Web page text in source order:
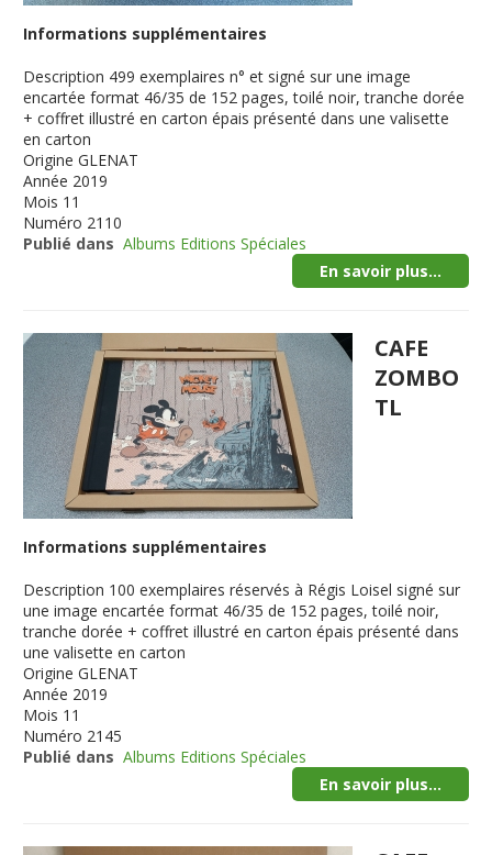
Informations supplémentaires
Description 499 exemplaires n° et signé sur une image
encartée format 46/35 de 152 pages, toilé noir, tranche dorée
+ coffret illustré en carton épais présenté dans une valisette
en carton
Origine GLENAT
Année 2019
Mois 11
Numéro 2110
Publié dans Albums Editions Spéciales
En savoir plus...
CAFE
ZOMBO
TL
Informations supplémentaires
Description 100 exemplaires réservés à Régis Loisel signé sur
une image encartée format 46/35 de 152 pages, toilé noir,
tranche dorée + coffret illustré en carton épais présenté dans
une valisette en carton
Origine GLENAT
Année 2019
Mois 11
Numéro 2145
Publié dans Albums Editions Spéciales
En savoir plus...